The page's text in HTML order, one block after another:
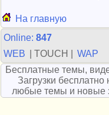
На главную
Online: 847
WEB
| TOUCH |
WAP
Бесплатные темы,
Загрузки
любые темы и новые